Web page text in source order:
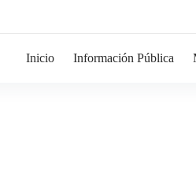
Inicio Información Pública